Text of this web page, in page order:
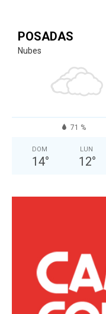
POSADAS
Nubes
71 %
DOM
14°
LUN
12°